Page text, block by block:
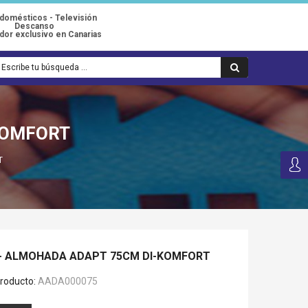
- Televisión
Descanso
exclusivo en Canarias
ALMOHADA ADAPT 75CM DI-KOMFORT
AADA000075